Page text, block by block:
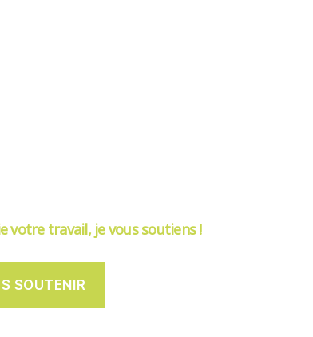
votre travail, je vous soutiens !
SOUTENIR